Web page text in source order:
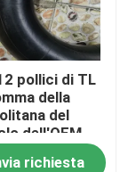
pollici di TL
della
del
dell'OEM
naturale
richiesta